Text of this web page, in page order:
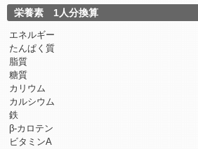
栄養素 1人分換算
エネルギー
たんぱく質
脂質
糖質
カリウム
カルシウム
鉄
β-カロテン
ビタミンA